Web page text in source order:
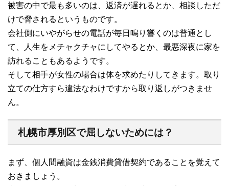
被害の中で最も多いのは、返済が遅れるとか、相談しただ
けで脅されるというものです。
会社側にいやがらせの電話が毎日鳴り響くのは普通とし
て、人生をメチャクチャにしてやるとか、最悪深夜に家を
訪れることもあるようです。
そして相手が女性の場合は体を求めたりしてきます。取り
立ての仕方すら違法なわけですから取り返しがつきませ
ん。
札幌市厚別区で屈しないためには？
まず、個人間融資は金銭消費貸借契約であることを覚えて
おきましょう。